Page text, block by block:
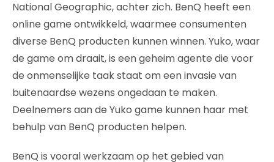
National Geographic, achter zich. BenQ heeft een
online game ontwikkeld, waarmee consumenten
diverse BenQ producten kunnen winnen. Yuko, waar
de game om draait, is een geheim agente die voor
de onmenselijke taak staat om een invasie van
buitenaardse wezens ongedaan te maken.
Deelnemers aan de Yuko game kunnen haar met
behulp van BenQ producten helpen.
BenQ is vooral werkzaam op het gebied van